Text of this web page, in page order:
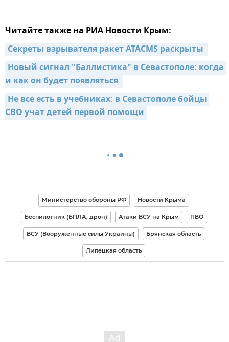
Читайте также на РИА Новости Крым:
Секреты взрывателя ракет ATACMS раскрыты
Новый сигнал "Баллистика" в Севастополе: когда
и как он будет появляться
Не все есть в учебниках: в Севастополе бойцы
СВО учат детей первой помощи
Министерство обороны РФ Новости Крыма
Беспилотник (БПЛА, дрон) Атаки ВСУ на Крым ПВО
ВСУ (Вооруженные силы Украины) Брянская область
Липецкая область